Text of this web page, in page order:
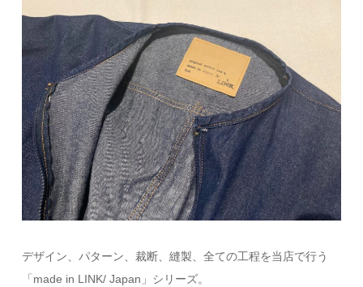
デザイン、パターン、裁断、縫製、全ての工程を当店で行う
「made in LINK/ Japan」シリーズ。